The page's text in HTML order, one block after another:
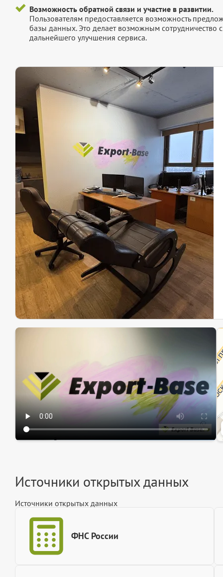
Возможность обратной связи и участие в развитии.
Пользователям предоставляется возможность
базы данных. Это делает возможным сотрудничество
дальнейшего улучшения сервиса.
Источники открытых данных
Источники открытых данных
ФНС России